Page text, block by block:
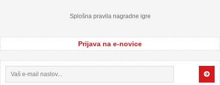
Splošna pravila nagradne igre
Prijava na e-novice